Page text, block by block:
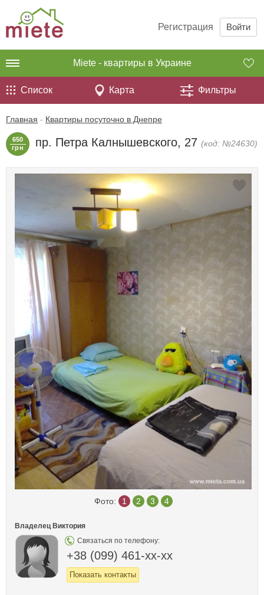
Регистрация Войти
Miete - квартиры в Украине
Список Карта Фильтры
Главная - Квартиры посуточно в Днепре
650
грн
пр. Петра Калнышевского, 27 (код: №24630)
Фото: 1 2 3 4
Владелец Виктория
Связаться по телефону:
+38 (099) 461-xx-xx
Показать контакты